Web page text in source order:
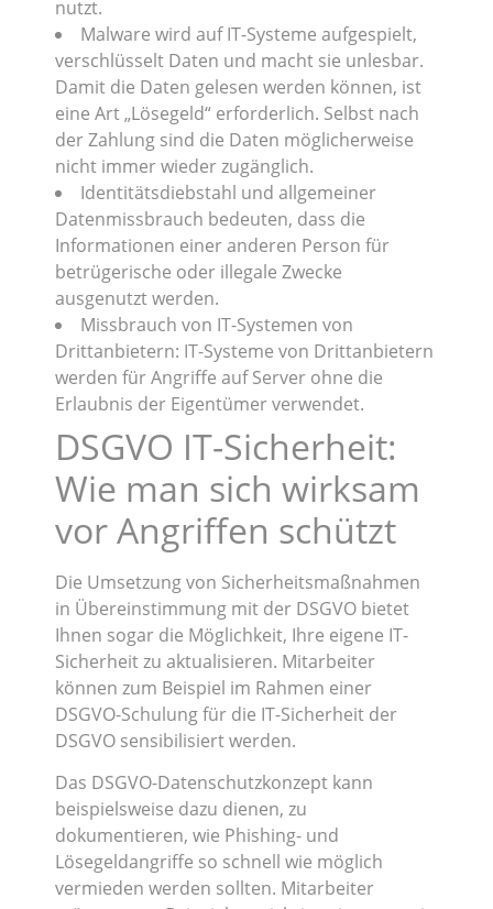
nutzt.
Malware wird auf IT-Systeme aufgespielt,
verschlüsselt Daten und macht sie unlesbar.
Damit die Daten gelesen werden können, ist
eine Art „Lösegeld“ erforderlich. Selbst nach
der Zahlung sind die Daten möglicherweise
nicht immer wieder zugänglich.
Identitätsdiebstahl und allgemeiner
Datenmissbrauch bedeuten, dass die
Informationen einer anderen Person für
betrügerische oder illegale Zwecke
ausgenutzt werden.
Missbrauch von IT-Systemen von
Drittanbietern: IT-Systeme von Drittanbietern
werden für Angriffe auf Server ohne die
Erlaubnis der Eigentümer verwendet.
DSGVO IT-Sicherheit:
Wie man sich wirksam
vor Angriffen schützt
Die Umsetzung von Sicherheitsmaßnahmen
in Übereinstimmung mit der DSGVO bietet
Ihnen sogar die Möglichkeit, Ihre eigene IT-
Sicherheit zu aktualisieren. Mitarbeiter
können zum Beispiel im Rahmen einer
DSGVO-Schulung für die IT-Sicherheit der
DSGVO sensibilisiert werden.
Das DSGVO-Datenschutzkonzept kann
beispielsweise dazu dienen, zu
dokumentieren, wie Phishing- und
Lösegeldangriffe so schnell wie möglich
vermieden werden sollten. Mitarbeiter